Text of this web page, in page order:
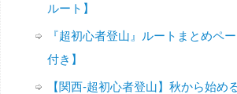
ルート】
『超初心者登山』ルートまとめペ
付き】
【関西-超初心者登山】秋から始め